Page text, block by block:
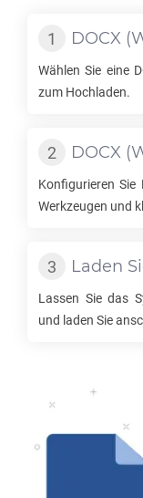
DOCX
Wählen Sie eine
zum Hochladen.
DOCX
Konfigurieren Sie
Werkzeugen und
Laden
Lassen Sie das
und laden Sie